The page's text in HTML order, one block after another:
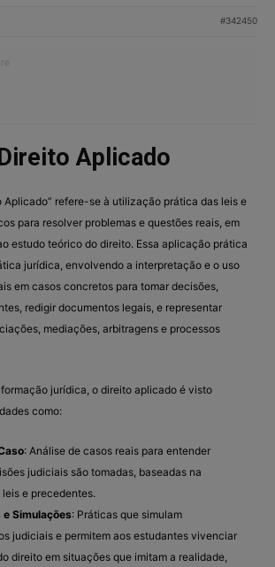
#342450
Aplicado
Aplicado” refere-se à utilização prática das leis e
para resolver problemas e questões reais, em
estudo teórico do direito. Essa aplicação prática
jurídica, envolvendo a interpretação e o uso
em casos concretos para tomar decisões,
redigir documentos legais, e representar
mediações, arbitragens e processos
jurídica, o direito aplicado é visto
como:
: Análise de casos reais para entender
judiciais são tomadas, baseadas na
e precedentes.
Simulações: Práticas que simulam
judiciais e permitem aos estudantes vivenciar
direito em situações que imitam a realidade,